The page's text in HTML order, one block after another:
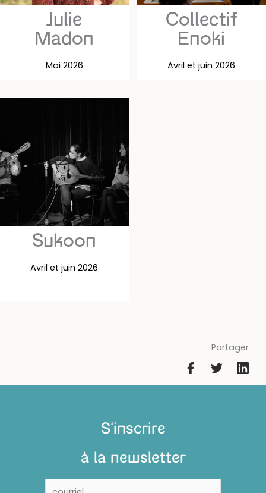
Julie
Madon
Mai 2026
Collectif
Enoki
Avril et juin 2026
Sukoon
Avril et juin 2026
Partager
S'inscrire
à la newsletter